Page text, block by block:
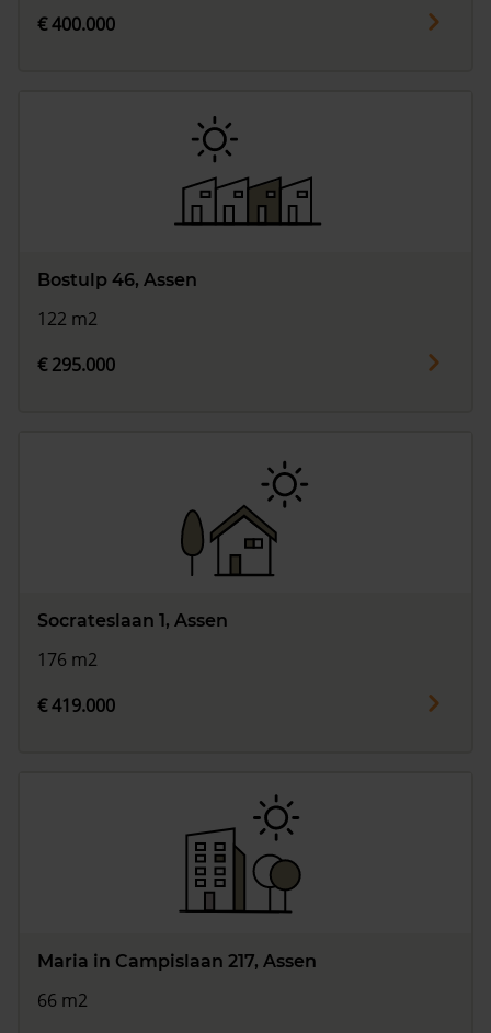
€ 400.000
Bostulp 46, Assen
122 m2
€ 295.000
Socrateslaan 1, Assen
176 m2
€ 419.000
Maria in Campislaan 217, Assen
66 m2